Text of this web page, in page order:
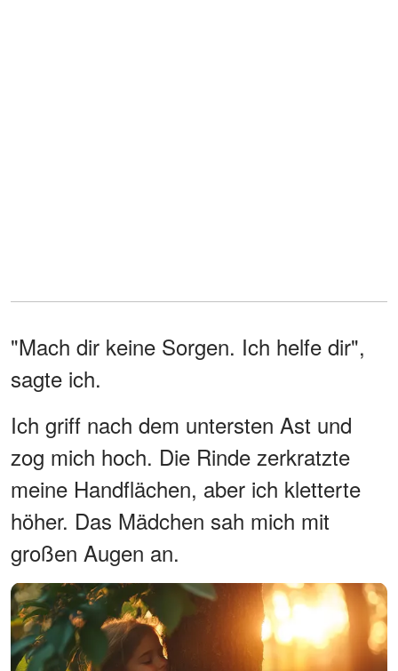
"Mach dir keine Sorgen. Ich helfe dir",
sagte ich.
Ich griff nach dem untersten Ast und
zog mich hoch. Die Rinde zerkratzte
meine Handflächen, aber ich kletterte
höher. Das Mädchen sah mich mit
großen Augen an.